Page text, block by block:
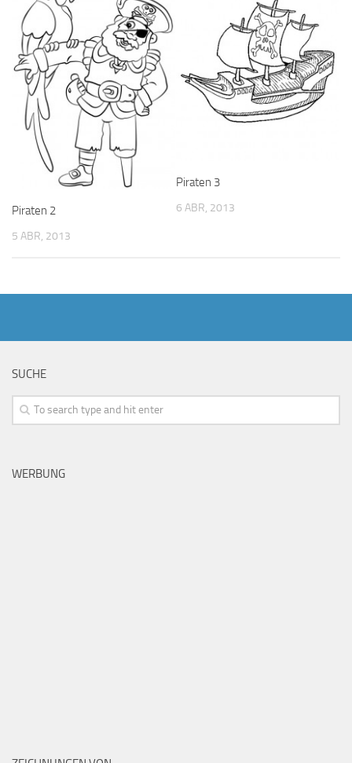
Piraten 2
5 ABR, 2013
Piraten 3
6 ABR, 2013
SUCHE
WERBUNG